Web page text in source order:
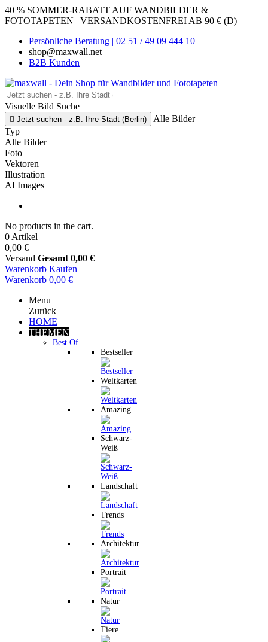
40 % SOMMER-RABATT AUF WANDBILDER &
FOTOTAPETEN | VERSANDKOSTENFREI AB 90 € (D)
Persönliche Beratung | 02 51 / 49 09 444 10
shop@maxwall.net
B2B Kunden
Visuelle Bild Suche
 Jetzt suchen - z.B. Ihre Stadt (Berlin)
Alle Bilder
Typ
Alle Bilder
Foto
Vektoren
Illustration
AI Images
No products in the cart.
0 Artikel
0,00 €
Versand Gesamt 0,00 €
Warenkorb Kaufen
Warenkorb 0,00 €
Menu
Zurück
HOME
THEMEN
Best Of
Bestseller
Weltkarten
Amazing
Schwarz-
Weiß
Landschaft
Trends
Architektur
Portrait
Natur
Tiere